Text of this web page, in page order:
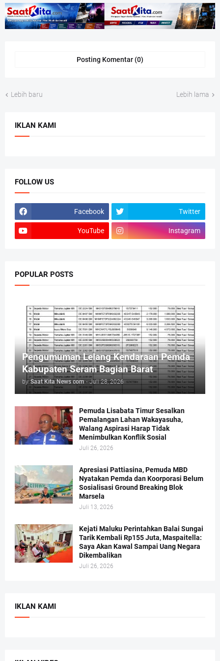
Posting Komentar (0)
Lebih baru Lebih lama
IKLAN KAMI
FOLLOW US
Facebook Twitter
YouTube Instagram
POPULAR POSTS
Pengumuman Lelang Kendaraan Pemda
Kabupaten Seram Bagian Barat
by Saat Kita News com - Juli 28, 2026
Pemuda Lisabata Timur Sesalkan
Pemalangan Lahan Wakayasuha,
Walang Aspirasi Harap Tidak
Menimbulkan Konflik Sosial
Juli 26, 2026
Apresiasi Pattiasina, Pemuda MBD
Nyatakan Pemda dan Koorporasi Belum
Sosialisasi Ground Breaking Blok
Marsela
Juli 13, 2026
Kejati Maluku Perintahkan Balai Sungai
Tarik Kembali Rp155 Juta, Maspaitella:
Saya Akan Kawal Sampai Uang Negara
Dikembalikan
Juli 26, 2026
IKLAN KAMI